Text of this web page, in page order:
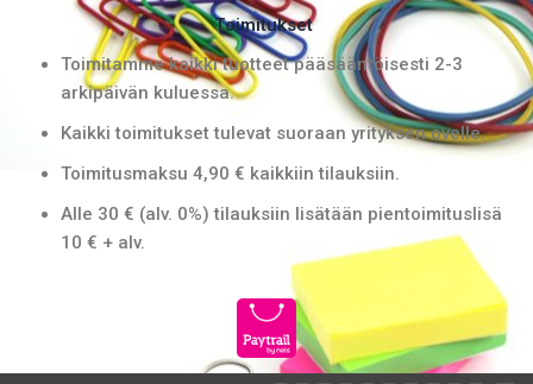
Toimitukset
Toimitamme kaikki tuotteet pääsääntöisesti 2-3
arkipäivän kuluessa.
Kaikki toimitukset tulevat suoraan yrityksen ovelle.
Toimitusmaksu 4,90 € kaikkiin tilauksiin.
Alle 30 € (alv. 0%) tilauksiin lisätään pientoimituslisä
10 € + alv.